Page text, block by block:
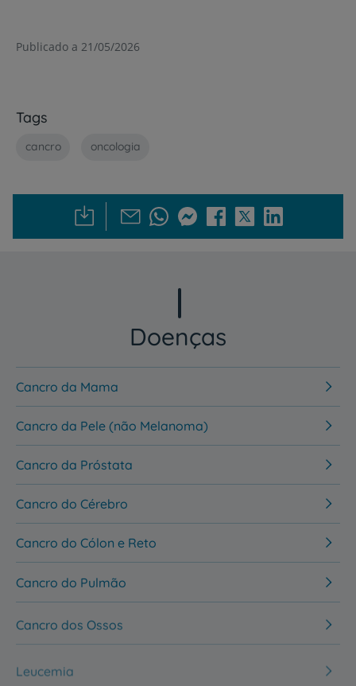
Publicado a 21/05/2026
Tags
cancro oncologia
Doenças
Cancro da Mama
Cancro da Pele (não Melanoma)
Cancro da Próstata
Cancro do Cérebro
Cancro do Cólon e Reto
Cancro do Pulmão
Cancro dos Ossos